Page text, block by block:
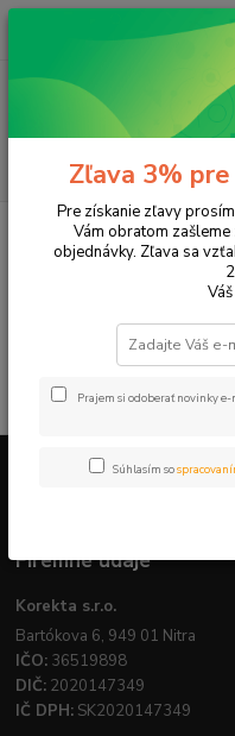
Tonery a náplne do
V tejto kategórii nebol
Firemné údaje
Korekta s.r.o.
Bartókova 6, 949 01 Nitra
IČO: 36519898
DIČ: 2020147349
IČ DPH: SK2020147349
Zľava 3%
Pre získanie zľavy
Vám obratom
objednávky. Zľava sa
Prajem si odoberať novinky
Súhlasím so